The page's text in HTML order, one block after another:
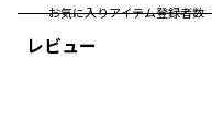
レビュー
お気に入りアイテム登録者数